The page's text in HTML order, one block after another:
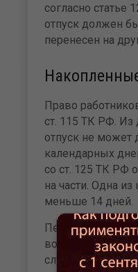
согласно
отпуск должен
перенесен на
Право
ст. 115 ТК РФ. Из
отпуск не может
календарных
со ст. 125 ТК РФ
на части. Одна
меньше 14 дней.
Перенесение
возможно
случаях, если